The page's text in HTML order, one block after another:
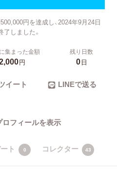
円を達成し、2024年9月24日
了しました。
集まった金額
円
残り日数
0日
イート LINEで送る
ロフィールを表示
ト 0 コレクター 43